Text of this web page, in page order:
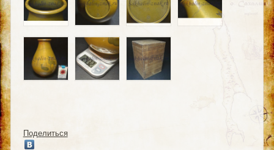
Поделиться